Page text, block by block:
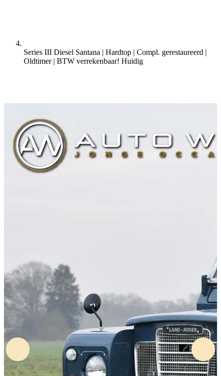
Series III Diesel Santana | Hardtop | Compl. gerestaureerd |
Oldtimer | BTW verrekenbaar! Huidig